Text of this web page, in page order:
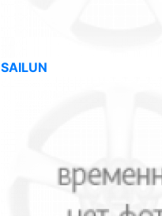
SAILUN